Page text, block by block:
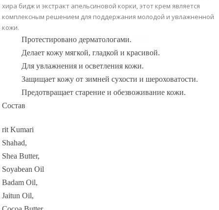
хира бидж и экстракт апельсиновой корки, этот крем является
комплексным решением для поддержания молодой и увлажненной
кожи.
Протестировано дерматологами.
Делает кожу мягкой, гладкой и красивой.
Для увлажнения и осветления кожи.
Защищает кожу от зимней сухости и шероховатости.
Предотвращает старение и обезвоживание кожи.
Состав
rit Kumari
Shahad,
Shea Butter,
Soyabean Oil
Badam Oil,
Jaitun Oil,